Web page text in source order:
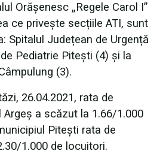
Orășenesc „Regele Carol I”
ce privește secțiile ATI, sunt
Spitalul Județean de Urgență
Pediatrie Pitești (4) și la
(3).
26.04.2021, rata de
a scăzut la 1.66/1.000
Pitești rata de
1.000 de locuitori.